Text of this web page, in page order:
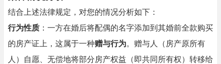
结合上述法律规定，对您的情况分析如下：
行为性质 ：一方在婚后将配偶的名字添加到其婚前全款购买
的房产证上，这属于一种赠与行为。赠与人（房产原所有
人）自愿、无偿地将部分房产权益（即共同所有权）转移给